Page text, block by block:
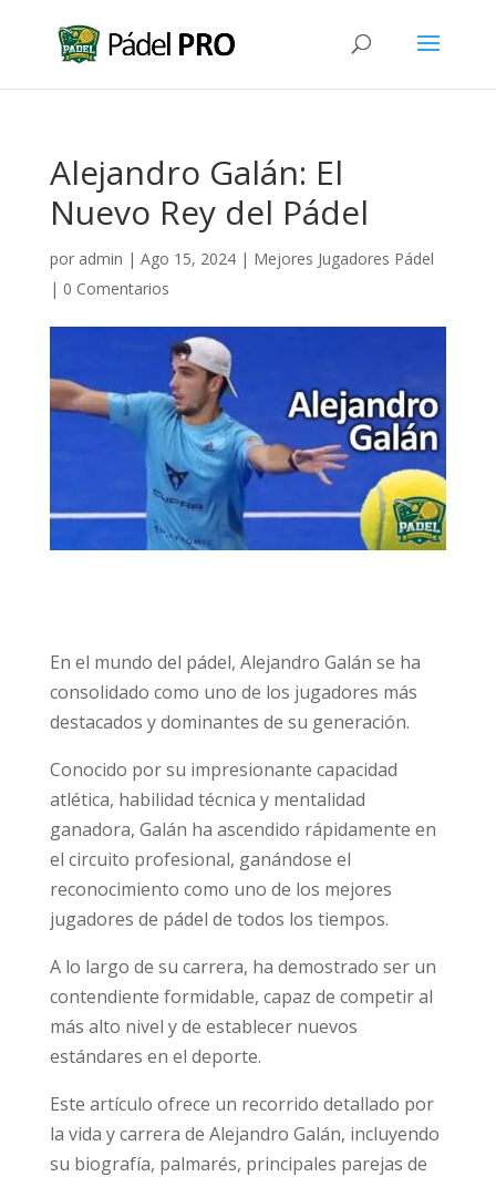
Alejandro Galán: El
Nuevo Rey del Pádel
por admin | Ago 15, 2024| Mejores Jugadores Pádel
| 0 Comentarios
En el mundo del pádel, Alejandro Galán se ha
consolidado como uno de los jugadores más
destacados y dominantes de su generación.
Conocido por su impresionante capacidad
atlética, habilidad técnica y mentalidad
ganadora, Galán ha ascendido rápidamente en
el circuito profesional, ganándose el
reconocimiento como uno de los mejores
jugadores de pádel de todos los tiempos.
A lo largo de su carrera, ha demostrado ser un
contendiente formidable, capaz de competir al
más alto nivel y de establecer nuevos
estándares en el deporte.
Este artículo ofrece un recorrido detallado por
la vida y carrera de Alejandro Galán, incluyendo
su biografía, palmarés, principales parejas de